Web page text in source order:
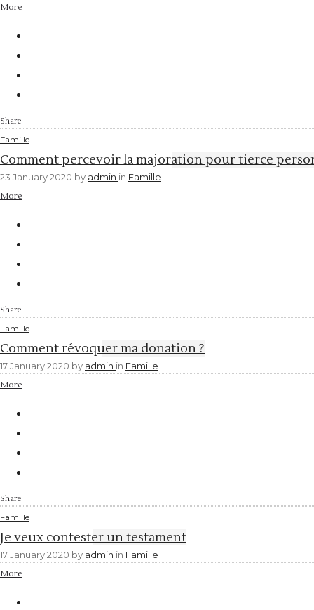
More
Share
Famille
Comment percevoir la majoration pour tierce
23 January 2020 by admin in Famille
More
Share
Famille
Comment révoquer ma donation ?
17 January 2020 by admin in Famille
More
Share
Famille
Je veux contester un testament
17 January 2020 by admin in Famille
More